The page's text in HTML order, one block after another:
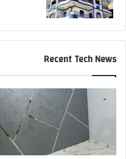
Recent Tech News